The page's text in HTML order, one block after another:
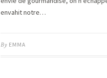
envahit notre…
By EMMA